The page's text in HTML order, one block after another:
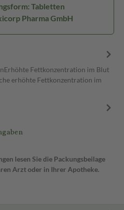
Tabletten
Pharma GmbH
Fettkonzentration im Blut
erhöhte Fettkonzentration im
lesen Sie die Packungsbeilage
Arzt oder in Ihrer Apotheke.